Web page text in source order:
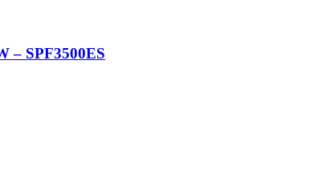
– SPF3500ES